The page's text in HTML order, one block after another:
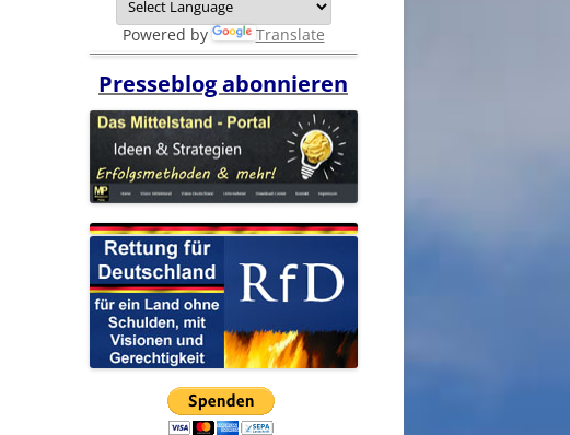
Powered by Translate
Presseblog abonnieren